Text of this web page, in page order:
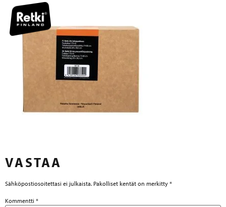
VASTAA
Sähköpostiosoitettasi ei julkaista. Pakolliset kentät on merkitty *
Kommentti *